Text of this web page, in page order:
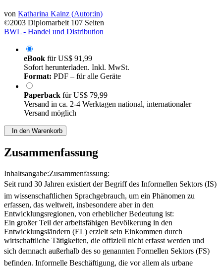
von Katharina Kainz (Autor:in)
©2003 Diplomarbeit 107 Seiten
BWL - Handel und Distribution
eBook fürUS$ 91,99
Sofort herunterladen. Inkl. MwSt.
Format: PDF – für alle Geräte
Paperback fürUS$ 79,99
Versand in ca. 2-4 Werktagen national, internationaler
Versand möglich
In den Warenkorb
Zusammenfassung
Inhaltsangabe:Zusammenfassung:
Seit rund 30 Jahren existiert der Begriff des Informellen Sektors (IS)
im wissenschaftlichen Sprachgebrauch, um ein Phänomen zu
erfassen, das weltweit, insbesondere aber in den
Entwicklungsregionen, von erheblicher Bedeutung ist:
Ein großer Teil der arbeitsfähigen Bevölkerung in den
Entwicklungsländern (EL) erzielt sein Einkommen durch
wirtschaftliche Tätigkeiten, die offiziell nicht erfasst werden und
sich demnach außerhalb des so genannten Formellen Sektors (FS)
befinden. Informelle Beschäftigung, die vor allem als urbane